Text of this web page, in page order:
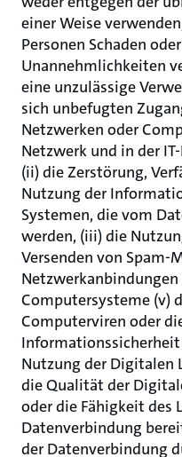
einer Weise
Personen Schaden
Unannehmlichkeiten
eine unzulässige
sich unbefugten
Netzwerken oder
Netzwerk und in der
(ii) die Zerstörung,
Nutzung der
Systemen, die vom
werden, (iii) die
Versenden von Spam-
Computersysteme (v)
Computerviren oder
Nutzung der Digitalen
die Qualität der
oder die Fähigkeit des
Datenverbindung
der Datenverbindung